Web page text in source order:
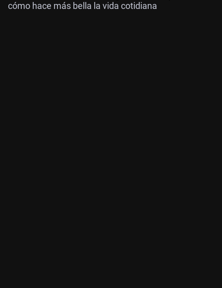
cómo hace más bella la vida cotidiana